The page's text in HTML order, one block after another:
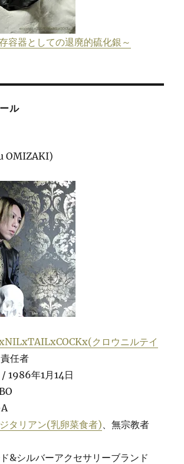
容器としての退廃的硫化銀～
ル
OMIZAKI)
クロウニルテイ
任者
年1月14日
タリアン(乳卵菜食者) 、無宗教者
&シルバーアクセサリーブランド